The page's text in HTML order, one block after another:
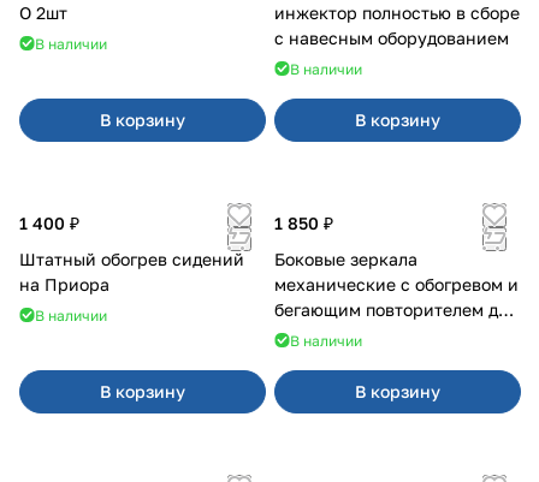
О 2шт
В наличии
В корзину
инжектор полностью в сборе
с навесным оборудованием
В наличии
В корзину
1 400 ₽
Штатный обогрев сидений
на Приора
В наличии
В корзину
1 850 ₽
Боковые зеркала
механические с обогревом и
бегающим повторителем для
4х4В наличии
В корзину